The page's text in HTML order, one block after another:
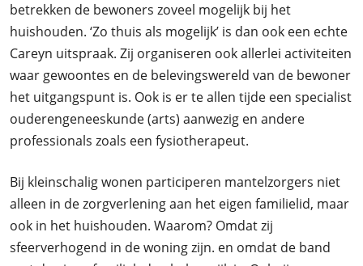
betrekken de bewoners zoveel mogelijk bij het
huishouden. ‘Zo thuis als mogelijk’ is dan ook een echte
Careyn uitspraak. Zij organiseren ook allerlei activiteiten
waar gewoontes en de belevingswereld van de bewoner
het uitgangspunt is. Ook is er te allen tijde een specialist
ouderengeneeskunde (arts) aanwezig en andere
professionals zoals een fysiotherapeut.
Bij kleinschalig wonen participeren mantelzorgers niet
alleen in de zorgverlening aan het eigen familielid, maar
ook in het huishouden. Waarom? Omdat zij
sfeerverhogend in de woning zijn. en omdat de band